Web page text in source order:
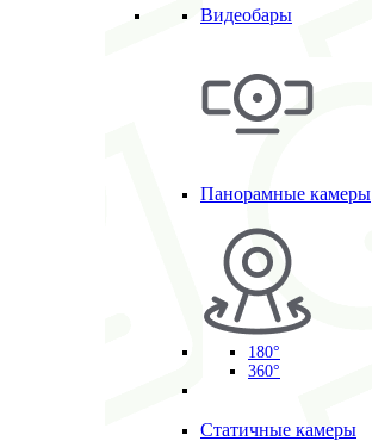
Видеобары
Панорамные камеры
180°
360°
Статичные камеры